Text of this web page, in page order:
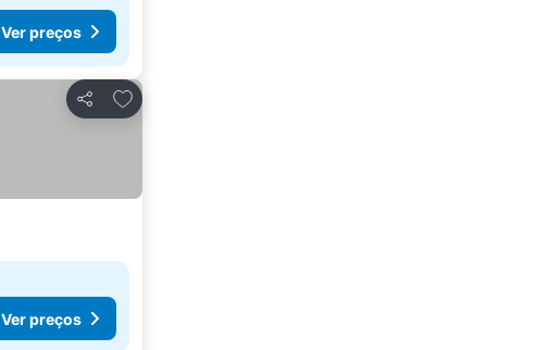
Ver preços
Partilhar
Adicionar aos favoritos
Ver preços